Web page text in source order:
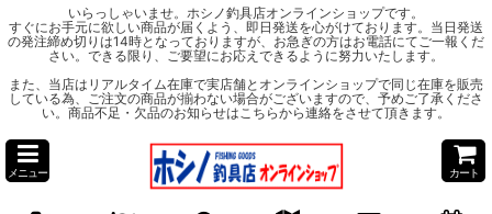
いらっしゃいませ。ホシノ釣具店オンラインショップです。
すぐにお手元に欲しい商品が届くよう、即日発送を心がけております。当日発送
の発注締め切りは14時となっておりますが、お急ぎの方はお電話にてご一報くだ
さい。できる限り、ご要望にお応えできるように努力いたします。
また、当店はリアルタイム在庫で実店舗とオンラインショップで同じ在庫を販売
している為、ご注文の商品が揃わない場合がございますので、予めご了承くださ
い。商品不足・欠品のお知らせはこちらから連絡をさせて頂きます。
メニュー カート